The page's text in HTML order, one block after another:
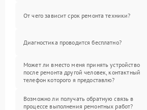
От чего зависит срок ремонта техники?
Диагностика проводится бесплатно?
Может ли вместо меня принять устройство
после ремонта другой человек, контактный
телефон которого я предоставлю?
Возможно ли получать обратную связь в
процессе выполнения ремонтных работ?